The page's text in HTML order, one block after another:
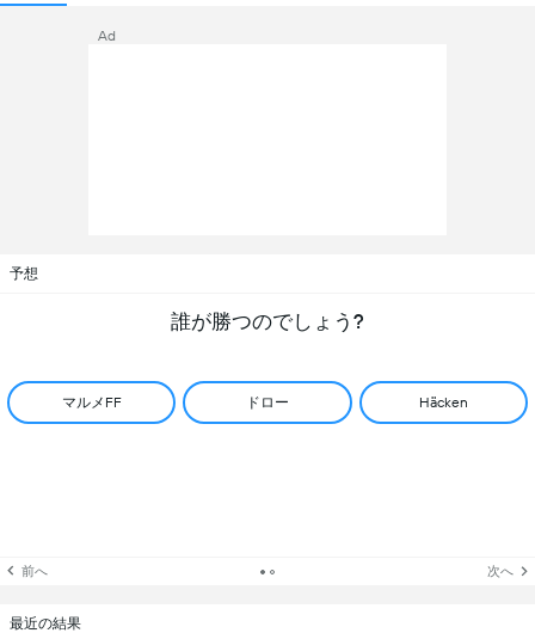
Ad
予想
誰が勝つのでしょう?
マルメFF ドロー Häcken
前へ 次へ
最近の結果